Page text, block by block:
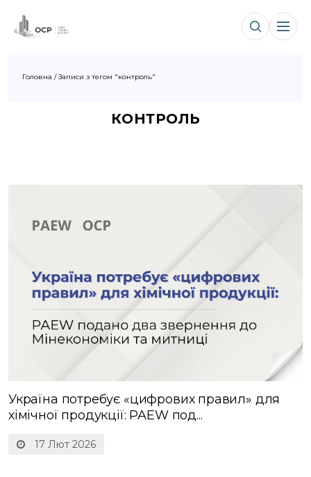
Головна /Записи з тегом "контроль"
КОНТРОЛЬ
17 Лют 2026
Україна потребує «цифрових правил» для
хімічної продукції: PAEW под...